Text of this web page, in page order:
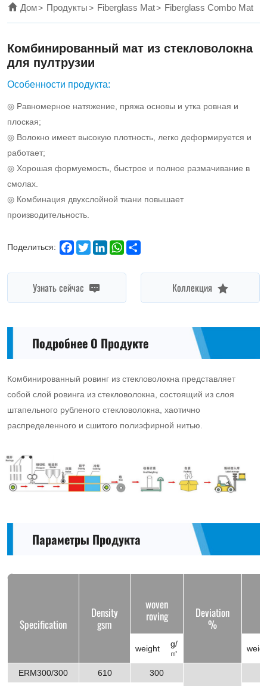
polyester
yarn.
Дом Продукты Fiberglass Mat Fiberglass Combo Mat
Комбинированный мат из стекловолокна
для пултрузии
Особенности продукта:
◎ Равномерное натяжение, пряжа основы и утка ровная и
плоская;
◎ Волокно имеет высокую плотность, легко деформируется и
работает;
◎ Хорошая формуемость, быстрое и полное размачивание в
смолах.
◎ Комбинация двухслойной ткани повышает
производительность.
Поделиться: Facebook
TwitterLinkedInWhatsApp
Узнать сейчас Коллекция
Подробнее О Продукте
Комбинированный ровинг из стекловолокна представляет
собой слой ровинга из стекловолокна, состоящий из слоя
штапельного рубленого стекловолокна, хаотично
распределенного и сшитого полиэфирной нитью.
Параметры Продукта
Specification
Density
gsm
woven
roving Deviation
%
weight
g/
㎡
ERM300/300 610 300